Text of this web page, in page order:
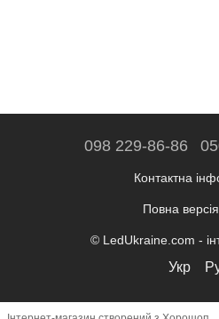
098 229-86-86
Контактна
Повна
© LedUkraine.com -
Укр